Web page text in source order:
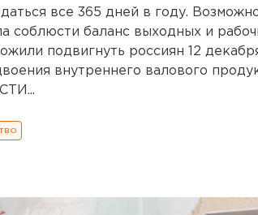
все 365 дней в году.
соблюсти баланс выходных и
подвигнуть россиян 12
внутреннего валового